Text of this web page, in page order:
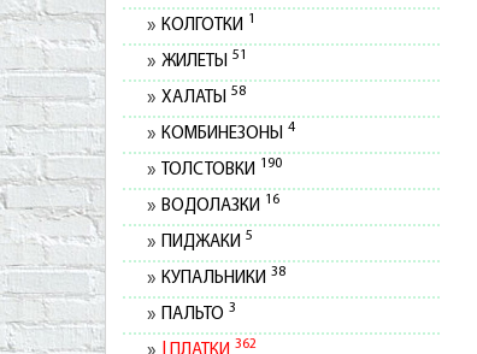
КОЛГОТКИ 1
ЖИЛЕТЫ 51
ХАЛАТЫ 58
КОМБИНЕЗОНЫ 4
ТОЛСТОВКИ 190
ВОДОЛАЗКИ 16
ПИДЖАКИ 5
КУПАЛЬНИКИ 38
ПАЛЬТО 3
362